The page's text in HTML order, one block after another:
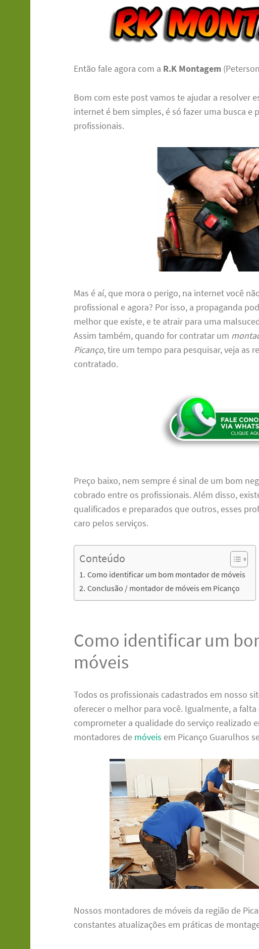
Então fale agora com a R.K Montagem
Bom com este post vamos te ajudar a resolver
internet é bem simples, é só fazer uma busca
profissionais.
Mas é aí, que mora o perigo, na internet você
profissional e agora? Por isso, a propaganda
melhor que existe, e te atrair para uma
Assim também, quando for contratar um
Picanço, tire um tempo para pesquisar, veja as
contratado.
Preço baixo, nem sempre é sinal de um bom
cobrado entre os profissionais. Além disso,
qualificados e preparados que outros, esses
caro pelos serviços.
Conteúdo
Como identificar um bom montador de móveis
Conclusão / montador de móveis em Picanço
Como identificar um
móveis
Todos os profissionais cadastrados em nosso
oferecer o melhor para você. Igualmente, a
comprometer a qualidade do serviço realizado
montadores de móveis em Picanço Guarulhos
Nossos montadores de móveis da região de
constantes atualizações em práticas de